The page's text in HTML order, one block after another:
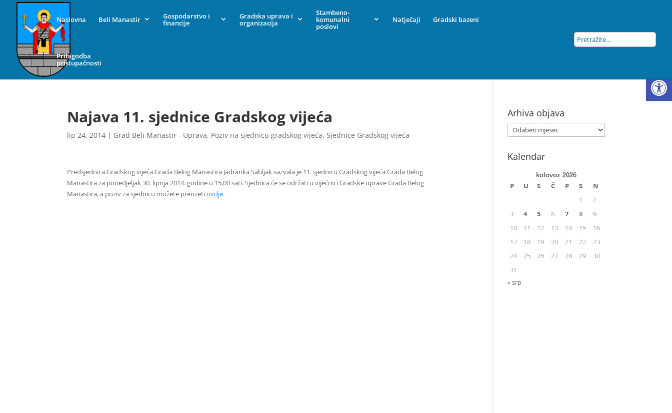
Naslovna Beli Manastir Gospodarstvo i
financije
Gradska uprava i
organizacija
Stambeno-
komunalni
poslovi
Natječaji Gradski bazeni
Prilagodba
pristupačnosti
Najava 11. sjednice Gradskog vijeća
lip 24, 2014 | Grad Beli Manastir - Uprava, Poziv na sjednicu gradskog vijeća,Sjednice Gradskog vijeća
Predsjednica Gradskog vijeća Grada Belog Manastira Jadranka Sabljak sazvala je 11. sjednicu Gradskog vijeća Grada Belog
Manastira za ponedjeljak 30. lipnja 2014. godine u 15,00 sati. Sjednica će se održati u vijećnici Gradske uprave Grada Belog
Manastira, a poziv za sjednicu možete preuzetiovdje.
Arhiva objava
Kalendar
kolovoz 2026
P U S Č P S
N
1
2
3
4 5 6 7 8
9
10
11 12 13 14 15
16
17
18 19 20 21 22
23
24
25 26 27 28 29
30
31
« srp